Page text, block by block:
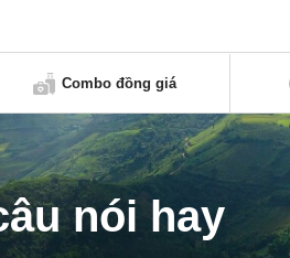
Combo đồng giá
nói hay